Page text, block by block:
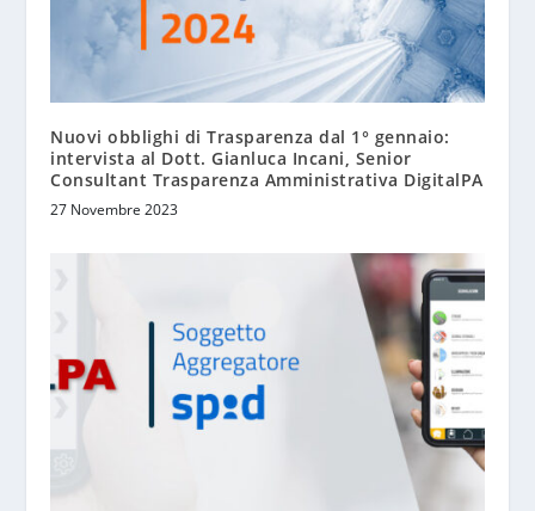
Nuovi obblighi di Trasparenza dal 1° gennaio:
intervista al Dott. Gianluca Incani, Senior
Consultant Trasparenza Amministrativa DigitalPA
27 Novembre 2023